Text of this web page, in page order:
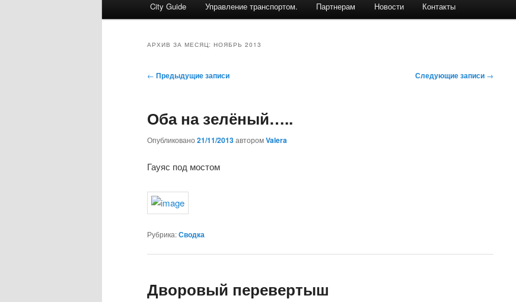
City Guide Управление транспортом. Партнерам Новости Контакты
АРХИВ ЗА МЕСЯЦ: НОЯБРЬ 2013
Навигация
← Предыдущие записи Следующие записи →
Оба на зелёный…..
Опубликовано 21/11/2013авторомValera
Гауяс под мостом
Рубрика:Сводка
Дворовый перевертыш